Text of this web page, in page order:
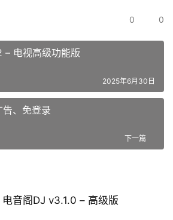
0 0
– 电视高级功能版
2025年6月30日
、免登录
下一篇
电音阁DJ v3.1.0 – 高级版